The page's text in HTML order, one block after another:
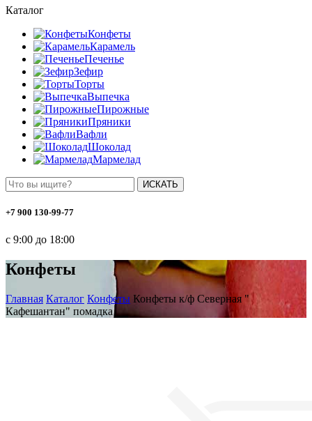
Каталог
Конфеты
Карамель
Печенье
Зефир
Торты
Выпечка
Пирожные
Пряники
Вафли
Шоколад
Мармелад
ИСКАТЬ
+7 900 130-99-77
с 9:00 до 18:00
Конфеты
Главная Каталог Конфеты Конфеты к/ф Северная "
Кафешантан" помадка